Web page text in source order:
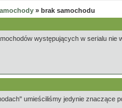
» brak samochodu
występujących w serialu nie
umieściliśmy jedynie znaczące